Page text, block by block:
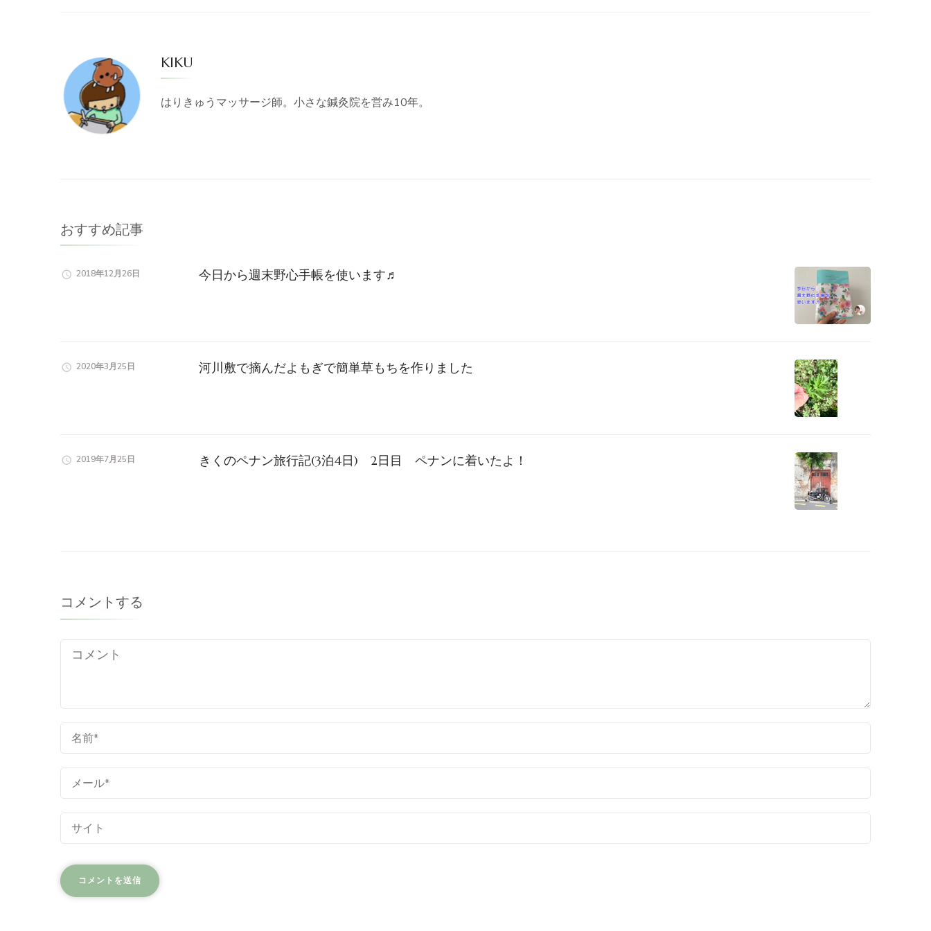
KIKU
はりきゅうマッサージ師。小さな鍼灸院を営み10年。
おすすめ記事
2018年12月26日 今日から週末野心手帳を使います♬
2020年3月25日 河川敷で摘んだよもぎで簡単草もちを作りました
2019年7月25日 きくのペナン旅行記(3泊4日) 2日目 ペナンに着いたよ！
コメントする